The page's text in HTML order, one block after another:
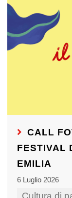
CALL
FESTIVAL
EMILIA
6 Luglio 2026
Cultura di